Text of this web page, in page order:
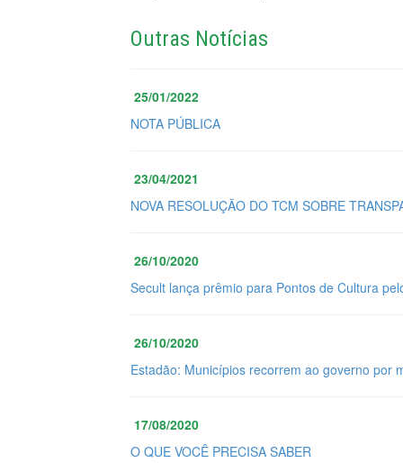
Outras Notícias
25/01/2022
NOTA PÚBLICA
23/04/2021
NOVA RESOLUÇÃO DO TCM SOBRE
26/10/2020
Secult lança prêmio para Pontos de Cultura
26/10/2020
Estadão: Municípios recorrem ao governo por
17/08/2020
O QUE VOCÊ PRECISA SABER